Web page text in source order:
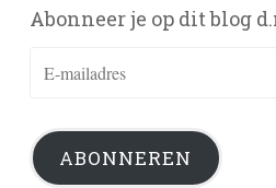
Abonneer je op dit blog
ABONNEREN